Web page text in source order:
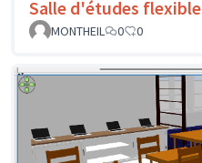
Salle d'études flexible
MONTHEIL
0 0